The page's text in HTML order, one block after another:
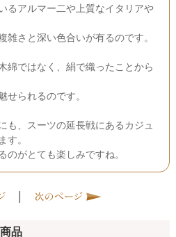
るアルマー二や上質なイタリアや
雑さと深い色合いが有るのです。
綿ではなく、絹で織ったことから
せられるのです。
も、スーツの延長戦にあるカジュ
す。
のがとても楽しみですね。
|
品